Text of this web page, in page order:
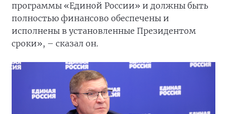
программы «Единой России» и должны быть
полностью финансово обеспечены и
исполнены в установленные Президентом
сроки», – сказал он.